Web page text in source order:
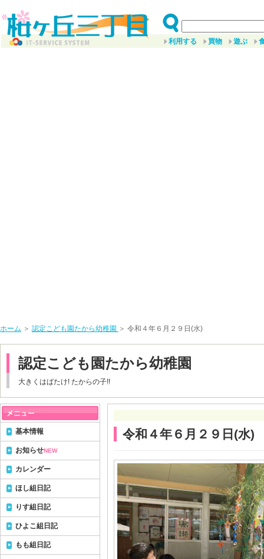
利用する 買物 遊ぶ
ホーム ＞ 認定こども園たから幼稚園 ＞ 令和４年６月２９日(水)
認定こども園たから幼稚園
大きくはばたけ! たからの子!!
令和４年６月２９日(水)
基本情報
お知らせNEW
カレンダー
ほし組日記
りす組日記
ひよこ組日記
もも組日記